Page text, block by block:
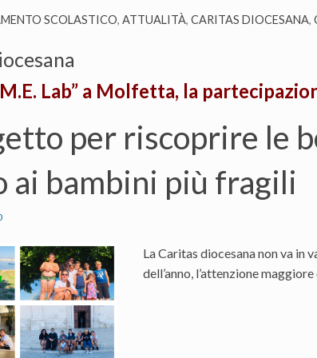
SCOLASTICO, ATTUALITÀ, CARITAS DIOCESANA,
Lab” a Molfetta, la
per riscoprire le
ai bambini più fragili
La Caritas diocesana non va in
dell’anno, l’attenzione